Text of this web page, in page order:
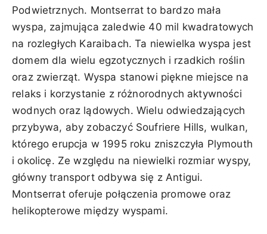
Podwietrznych. Montserrat to bardzo mała
wyspa, zajmująca zaledwie 40 mil kwadratowych
na rozległych Karaibach. Ta niewielka wyspa jest
domem dla wielu egzotycznych i rzadkich roślin
oraz zwierząt. Wyspa stanowi piękne miejsce na
relaks i korzystanie z różnorodnych aktywności
wodnych oraz lądowych. Wielu odwiedzających
przybywa, aby zobaczyć Soufriere Hills, wulkan,
którego erupcja w 1995 roku zniszczyła Plymouth
i okolicę. Ze względu na niewielki rozmiar wyspy,
główny transport odbywa się z Antigui.
Montserrat oferuje połączenia promowe oraz
helikopterowe między wyspami.